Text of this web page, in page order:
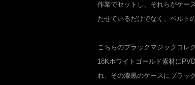
作業でセットし、それらがケー
たせているだけでなく、ベルト
こちらのブラックマジックコレ
18Kホワイトゴールド素材に
れ、その漆黒のケースにブラッ